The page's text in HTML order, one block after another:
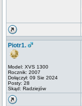
Piotr1.
Model: XVS 1300
Rocznik: 2007
Dołączył: 09 Sie 2024
Posty: 28
Skąd: Radziejów